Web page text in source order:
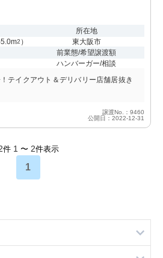
2 ）
所在地
東大阪市
前業態/希望譲渡額
ハンバーガー/相談
テイクアウト＆デリバリー店舗居抜き
譲渡No.：9460
公開日：2022-12-31
件 1 〜 2件表示
1